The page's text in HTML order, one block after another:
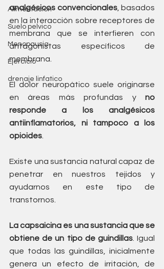
Alimentación
Suelo pelvico
Menopausia
Ejercicio
drenaje linfatico
analgésicos convencionales, basados
en la interacción sobre receptores de
membrana que se interfieren con
antagonistas específicos de
membrana.
El dolor neuropático suele originarse
en áreas más profundas y no
responde a los analgésicos
antiinflamatorios, ni tampoco a los
opioides.
Existe una sustancia natural capaz de
penetrar en nuestros tejidos y
ayudarnos en este tipo de
transtornos.
La capsaicina es una sustancia que se
obtiene de un tipo de guindillas. Igual
que todas las guindillas, inicialmente
genera un efecto de irritación, de